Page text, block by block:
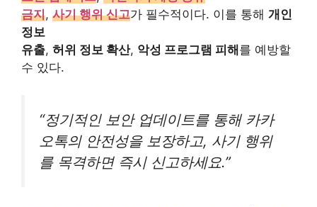
금지, 사기 행위 신고가 필수적이다. 이를 통해 개인
정보
유출, 허위 정보 확산, 악성 프로그램 피해 를 예방할
수 있다.
“정기적인 보안 업데이트를 통해 카카
오톡의 안전성을 보장하고, 사기 행위
를 목격하면 즉시 신고하세요.”